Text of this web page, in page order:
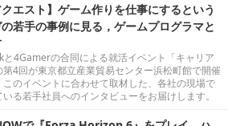
クエスト】ゲーム作りを仕事にするという
若手の事例に見る，ゲームプログラマと
4Gamerの合同による就活イベント「キャリア
第4回が東京都立産業貿易センター浜松町館で開催
このイベントに合わせて取材した、各社の現場で
る若手社員へのインタビューをお届けします。